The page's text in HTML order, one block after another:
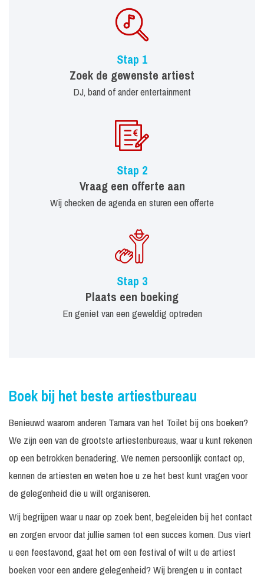
Stap 1
Zoek de gewenste artiest
DJ, band of ander entertainment
Stap 2
Vraag een offerte aan
Wij checken de agenda en sturen een offerte
Stap 3
Plaats een boeking
En geniet van een geweldig optreden
Boek bij het beste artiestbureau
Benieuwd waarom anderen Tamara van het Toilet bij ons boeken?
We zijn een van de grootste artiestenbureaus, waar u kunt rekenen
op een betrokken benadering. We nemen persoonlijk contact op,
kennen de artiesten en weten hoe u ze het best kunt vragen voor
de gelegenheid die u wilt organiseren.
Wij begrijpen waar u naar op zoek bent, begeleiden bij het contact
en zorgen ervoor dat jullie samen tot een succes komen. Dus viert
u een feestavond, gaat het om een festival of wilt u de artiest
boeken voor een andere gelegenheid? Wij brengen u in contact